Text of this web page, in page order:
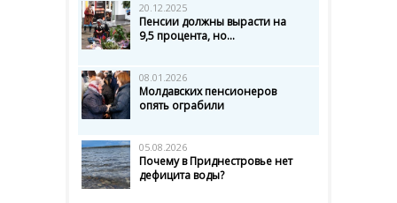
20.12.2025
Пенсии должны вырасти на
9,5 процента, но...
08.01.2026
Молдавских пенсионеров
опять ограбили
05.08.2026
Почему в Приднестровье нет
дефицита воды?